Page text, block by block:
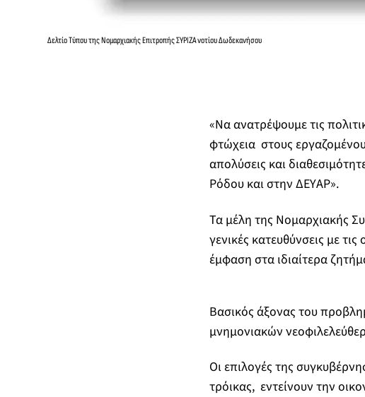
Δελτίο Τύπου της Νομαρχιακής Επιτροπής ΣΥΡΙΖΑ νοτίου Δωδεκανήσου
«Να ανατρέψουμε τις
φτώχεια στους
απολύσεις και
Ρόδου και στην ΔΕΥΑΡ».
Τα μέλη της Νομαρχιακής
γενικές κατευθύνσεις με
έμφαση στα ιδιαίτερα
Βασικός άξονας του
μνημονιακών
Οι επιλογές της
τρόικας, εντείνουν την